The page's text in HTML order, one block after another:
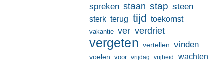
spreken staan stap steen
sterk terug tijd toekomst
vakantie ver verdriet
vergeten vertellen vinden
voelen voor vrijdag vrijheid wachten